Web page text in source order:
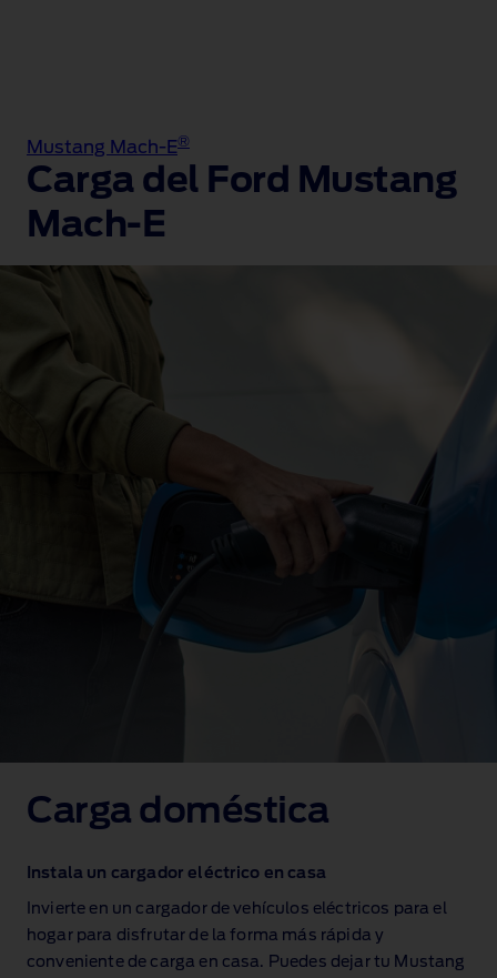
Mustang Mach-E®
Carga del Ford Mustang
Mach‑E
Carga doméstica
Instala un cargador eléctrico en casa
Invierte en un cargador de vehículos eléctricos para el
hogar para disfrutar de la forma más rápida y
conveniente de carga en casa. Puedes dejar tu Mustang